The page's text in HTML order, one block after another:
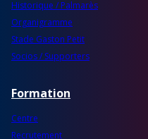
Historique / Palmarès
Organigramme
Stade Gaston Petit
Socios / Supporters
Formation
Centre
Recrutement